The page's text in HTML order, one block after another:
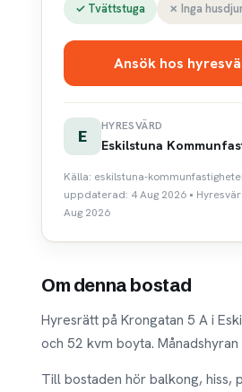
✓ Tvättstuga
✗ Inga
Ansök hos
E
HYRESVÄRD
Eskilstuna
Källa: eskilstuna-
uppdaterad: 4 Aug 2026 •
Aug 2026
Om denna bostad
Hyresrätt på Krongatan 5 A i
och 52 kvm boyta.
Till bostaden hör balkong, hiss,